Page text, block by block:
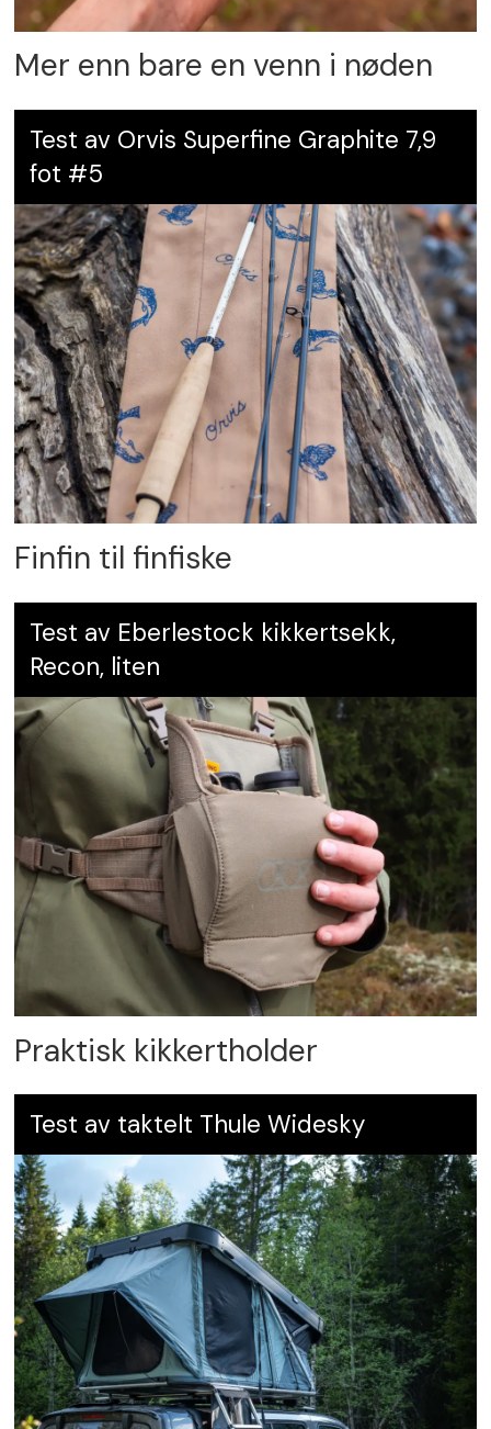
Mer enn bare en venn i nøden
Test av Orvis Superfine Graphite 7,9
fot #5
Finfin til finfiske
Test av Eberlestock kikkertsekk,
Recon, liten
Praktisk kikkertholder
Test av taktelt Thule Widesky